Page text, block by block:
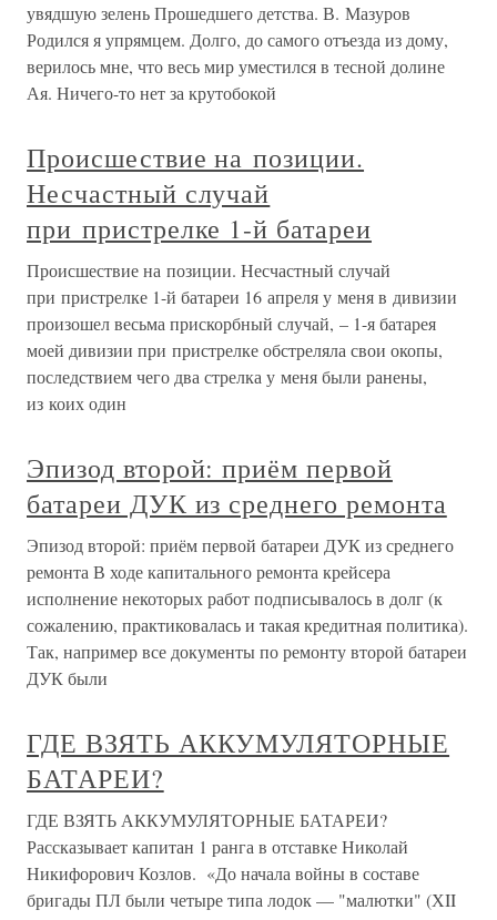
увядшую зелень Прошедшего детства. В. Мазуров
Родился я упрямцем. Долго, до самого отъезда из дому,
верилось мне, что весь мир уместился в тесной долине
Ая. Ничего-то нет за крутобокой
Происшествие на позиции.
Несчастный случай
при пристрелке 1-й батареи
Происшествие на позиции. Несчастный случай
при пристрелке 1-й батареи 16 апреля у меня в дивизии
произошел весьма прискорбный случай, – 1-я батарея
моей дивизии при пристрелке обстреляла свои окопы,
последствием чего два стрелка у меня были ранены,
из коих один
Эпизод второй: приём первой
батареи ДУК из среднего ремонта
Эпизод второй: приём первой батареи ДУК из среднего
ремонта В ходе капитального ремонта крейсера
исполнение некоторых работ подписывалось в долг (к
сожалению, практиковалась и такая кредитная политика).
Так, например все документы по ремонту второй батареи
ДУК были
ГДЕ ВЗЯТЬ АККУМУЛЯТОРНЫЕ
БАТАРЕИ?
ГДЕ ВЗЯТЬ АККУМУЛЯТОРНЫЕ БАТАРЕИ?
Рассказывает капитан 1 ранга в отставке Николай
Никифорович Козлов. «До начала войны в составе
бригады ПЛ были четыре типа лодок — "малютки" (ХII